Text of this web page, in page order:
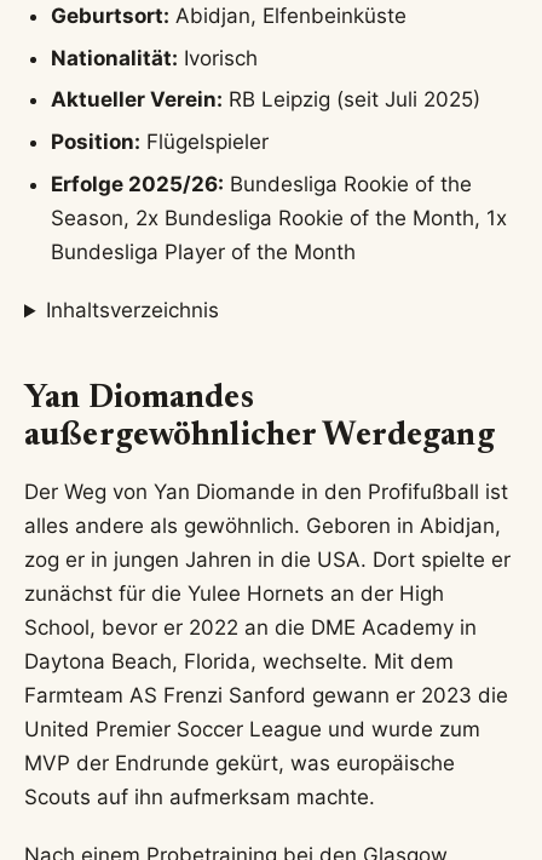
Geburtsort: Abidjan, Elfenbeinküste
Nationalität: Ivorisch
Aktueller Verein: RB Leipzig (seit Juli 2025)
Position: Flügelspieler
Erfolge 2025/26: Bundesliga Rookie of the
Season, 2x Bundesliga Rookie of the Month, 1x
Bundesliga Player of the Month
Inhaltsverzeichnis
Yan Diomandes
außergewöhnlicher Werdegang
Der Weg von Yan Diomande in den Profifußball ist
alles andere als gewöhnlich. Geboren in Abidjan,
zog er in jungen Jahren in die USA. Dort spielte er
zunächst für die Yulee Hornets an der High
School, bevor er 2022 an die DME Academy in
Daytona Beach, Florida, wechselte. Mit dem
Farmteam AS Frenzi Sanford gewann er 2023 die
United Premier Soccer League und wurde zum
MVP der Endrunde gekürt, was europäische
Scouts auf ihn aufmerksam machte.